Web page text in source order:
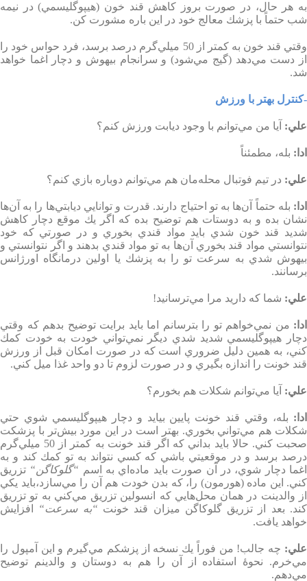
به هر حال، در صورت بروز كاهش قند خون (هيپوگليسمي) در نيمه
شب حتماً با پزشك معالج خود در اين باره مشورت كن.
وقتي قند خون به كمتر از 50 ميلي‌گرم درصد برسد،‌ فرد حواس خود را
از دست مي‌دهد (گيج مي‌شود) و سرانجام بيهوش و دچار اغما خواهد
شد.
-كنترل بهتر با ورزش
علي: آيا من مي‌توانم با وجود ديابت ورزش كنم؟
ادا : بله، مطمئناً
علي: در تيم فوتبال محله‌مان هم مي‌توانم دوباره بازي كنم؟
ادا : بله حتماً آن‌ها به تو احتياج دارند. قدرت و توانايي ديابتي‌ها را به آن‌ها
نشان بده و به دوستات هم توضيح بده كه اگر يك موقع دچار كاهش
شديد قند خون شدي بايد مواد قندي بخوري و در صورتي كه خود
نتوانستي مواد قند بخوري آن‌ها به تو مواد قندي بدهند و اگر نتوانستي و
بيهوش شدي به سرعت تو را به پزشك يا اولين درمانگاه اورژانس
برسانند.
علي: شما كه داريد مرا مي‌ترسانيد!
ادا : من نمي‌خواهم تو را بترسانم اما بايد برايت توضيح بدهم كه وقتي
دچار هيپوگليسمي شديد شدي ديگر نمي‌تواني خودت به خودت كمك
كني، به همين دليل ضروري است كه در صورت امكان قبل از ورزش
قند خونت را اندازه بگيري و در صورت لزوم تا دو واحد غذا ميل كني.
علي: آيا مي‌توانم شكلات هم بخورم؟
ادا : بله، وقتي قند خونت پايين بيايد و دچار هيپوگليسمي شوي حتي
شكلات هم مي‌تواني بخوري. بهتر است در اين مورد بيش‌تر با پزشكت
صحبت كني. حالا بايد بداني كه اگر قند خونت به كمتر از 50 ميلي‌گرم
درصد برسد و در موقعيتي باشي كه كسي نتواند به تو كمك كند و به
اغما دچار شوي، در آن صورت بايد ماده‌اي به اسم “گلوكاگن“ تزريق
كني. اين ماده (هورمون) را، كه بدن خودت هم آن را مي‌سازد،‌بايد يكي
از والدينت در همان محل‌هايي كه انسولين تزريق مي‌كني به تو تزريق
كند. بعد از تزريق گلوكاگن ميزان قند خونت “به سرعت“
افزايش
خواهد يافت.
علي: چه جالب! من فوراً يك نسخه از پزشكم مي‌گيرم و اين آمپول را
مي‌خرم. نحوۀ استفاده از آن را هم به دوستان و والدينم توضيح
مي‌دهم.